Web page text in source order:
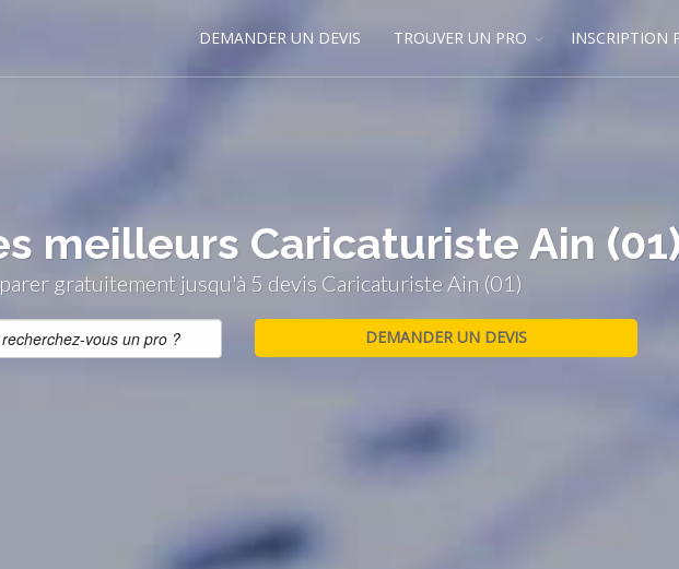
DEMANDER UN DEVIS TROUVER UN PRO INSCRIPTION
meilleurs Caricaturiste Ain
gratuitement jusqu'à 5 devis Caricaturiste Ain (01)